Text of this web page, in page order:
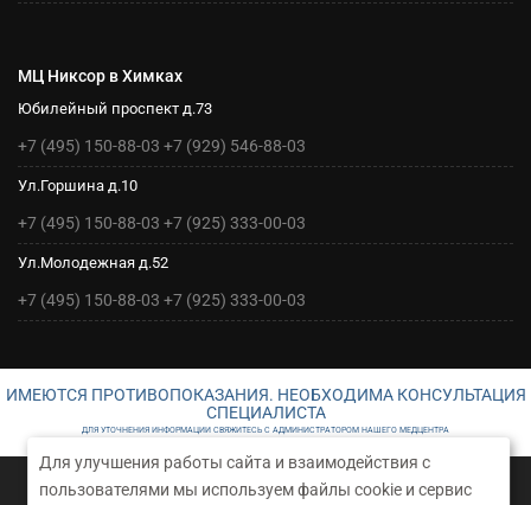
Для улучшения работы сайта и взаимодействия с
пользователями мы используем файлы cookie и сервис
МЦ Никсор в Химках
Юбилейный проспект д.73
+7 (495) 150-88-03 +7 (929) 546-88-03
Ул.Горшина д.10
+7 (495) 150-88-03 +7 (925) 333-00-03
Ул.Молодежная д.52
+7 (495) 150-88-03 +7 (925) 333-00-03
ИМЕЮТСЯ ПРОТИВОПОКАЗАНИЯ. НЕОБХОДИМА КОНСУЛЬТАЦИЯ
СПЕЦИАЛИСТА
ДЛЯ УТОЧНЕНИЯ ИНФОРМАЦИИ СВЯЖИТЕСЬ С АДМИНИСТРАТОРОМ НАШЕГО МЕДЦЕНТРА
©2026 Медицинский центр Никсор Клиник в Химках